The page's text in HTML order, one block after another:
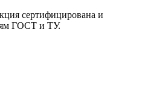
сертифицирована и
ГОСТ и ТУ.